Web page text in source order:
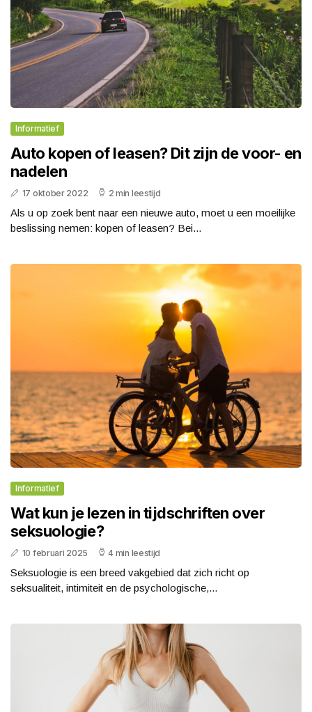
Informatief
Auto kopen of leasen? Dit zijn de voor- en
nadelen
17 oktober 2022 2 min leestijd
Als u op zoek bent naar een nieuwe auto, moet u een moeilijke
beslissing nemen: kopen of leasen? Bei...
Informatief
Wat kun je lezen in tijdschriften over
seksuologie?
10 februari 2025 4 min leestijd
Seksuologie is een breed vakgebied dat zich richt op
seksualiteit, intimiteit en de psychologische,...